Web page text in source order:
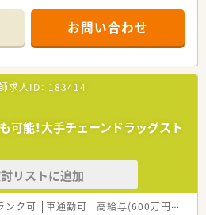
能！
りますが、経験の少ない方でも500万前
準！
豊富な社内研修や外部組織と連携した研
からこそ活躍できるキャリアパスが多
す。
アマネジャーや営業部長等のマネジメン
ます。
を活かせるスペシャリストを目指すこ
や商品部門等の本社スタッフなど活動領
加しており、在宅医療へもしっかりと関
お問い合わせ
求人ID： 183414
可能！大手チェーンドラッグスト
リストに追加
ンク可 車通勤可 高給与(600万円以上)